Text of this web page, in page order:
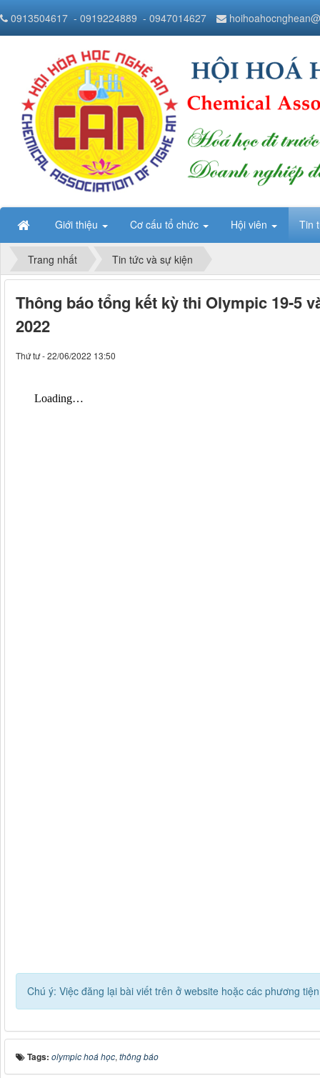
0913504617 - 0919224889 - 0947014627
Giới thiệu Cơ cấu tổ chức Hội viên Tin
Trang nhất Tin tức và sự kiện
Thông báo tổng kết kỳ thi Olympic 19-5
2022
Thứ tư - 22/06/2022 13:50
Chú ý: Việc đăng lại bài viết trên ở website hoặc các phương
Tags: olympic hoá học,thông báo